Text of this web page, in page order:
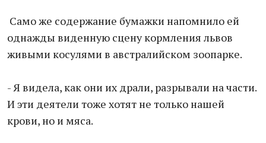
Само же содержание бумажки напомнило ей
однажды виденную сцену кормления львов
живыми косулями в австралийском зоопарке.
- Я видела, как они их драли, разрывали на части.
И эти деятели тоже хотят не только нашей
крови, но и мяса.